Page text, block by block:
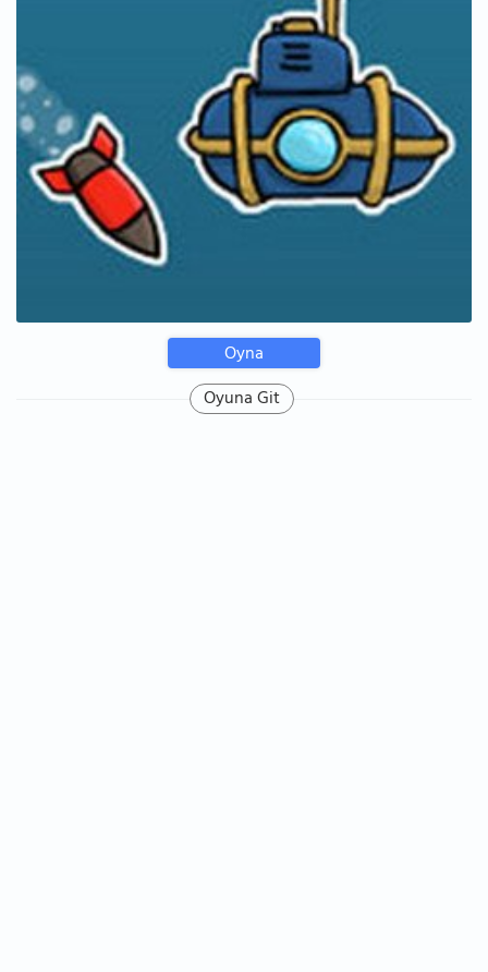
Oyna
Oyuna Git